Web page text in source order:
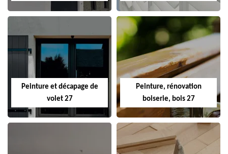
Peinture et décapage de
volet 27
Peinture, rénovation
boiserie, bois 27